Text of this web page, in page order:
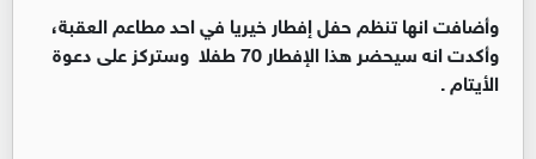
وأضافت انها تنظم حفل إفطار خيريا في احد مطاعم العقبة،
وأكدت انه سيحضر هذا الإفطار 70 طفلا وستركز على دعوة
الأيتام .